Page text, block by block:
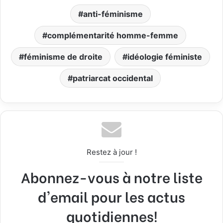
anti-féminisme
complémentarité homme-femme
féminisme de droite idéologie féministe
patriarcat occidental
Restez à jour !
Abonnez-vous à notre liste
d'email pour les actus
quotidiennes!